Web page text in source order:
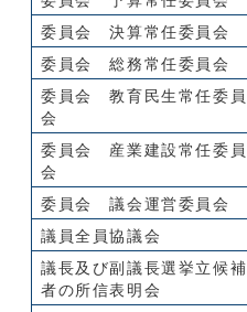
委員会 決算常任委員会
委員会 総務常任委員会
委員会 教育民生常任委員
会
委員会 産業建設常任委員
会
委員会 議会運営委員会
議員全員協議会
議長及び副議長選挙立候補
者の所信表明会